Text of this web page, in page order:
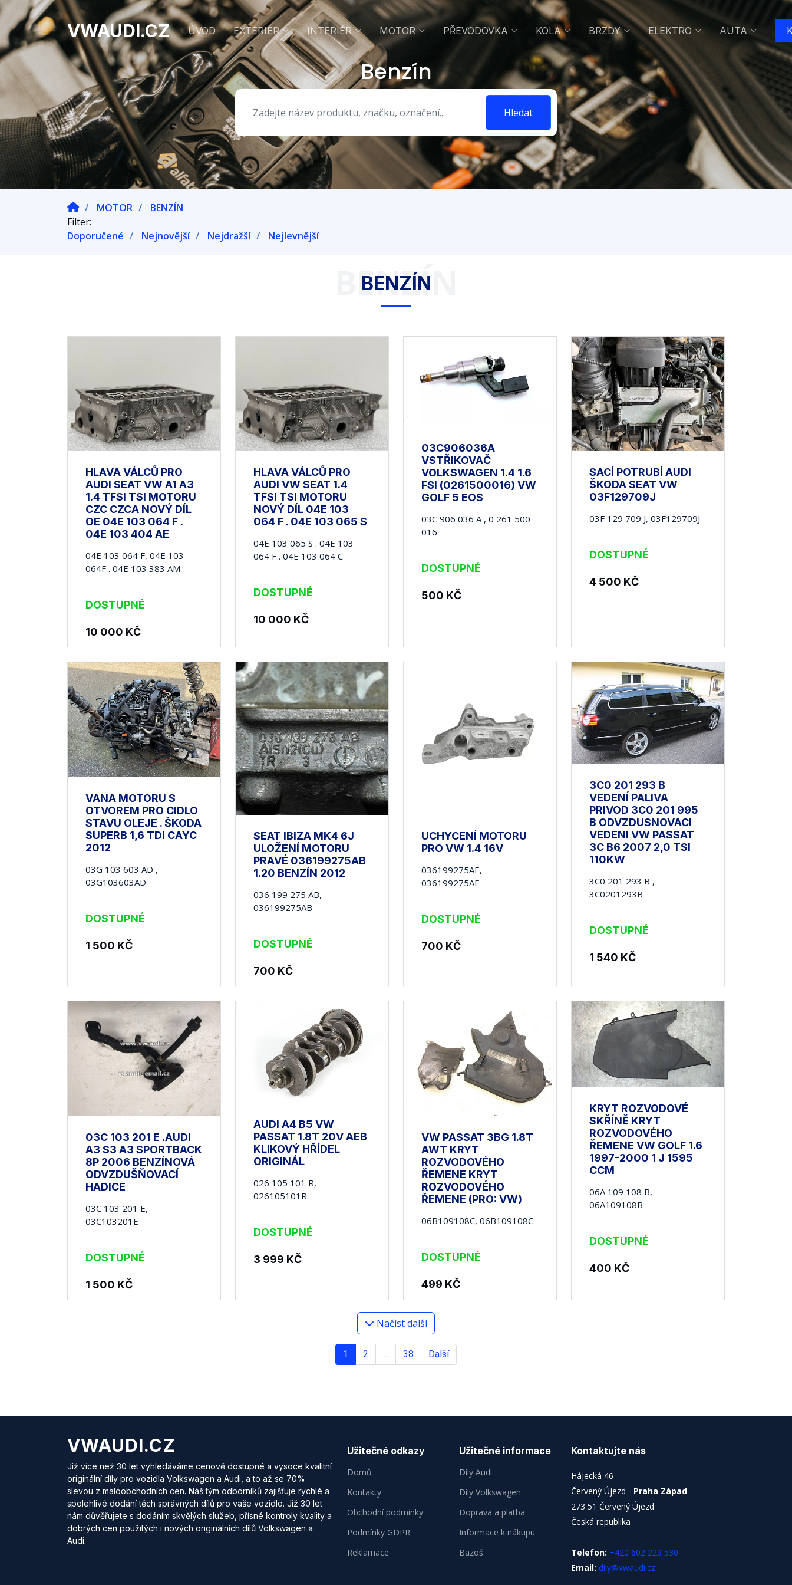
VWAUDI.CZ ÚVOD EXTERIÉR INTERIÉR MOTOR PŘEVODOVKA KOLA BRZDY ELEKTRO AUTA
Benzín
Hledat
MOTOR
BENZÍN
Filter:
Doporučené
Nejnovější Nejdražší Nejlevnější
BENZÍN
BENZÍN
HLAVA VÁLCŮ PRO
AUDI SEAT VW A1 A3
1.4 TFSI TSI MOTORU
CZC CZCA NOVÝ DÍL
OE 04E 103 064 F .
04E 103 404 AE
04E 103 064 F, 04E 103
064F . 04E 103 383 AM
DOSTUPNÉ
10 000 KČ
HLAVA VÁLCŮ PRO
AUDI VW SEAT 1.4
TFSI TSI MOTORU
NOVÝ DÍL 04E 103
064 F . 04E 103 065 S
04E 103 065 S . 04E 103
064 F . 04E 103 064 C
DOSTUPNÉ
10 000 KČ
03C906036A
VSTŘIKOVAČ
VOLKSWAGEN 1.4 1.6
FSI (0261500016) VW
GOLF 5 EOS
03C 906 036 A , 0 261 500
016
DOSTUPNÉ
500 KČ
SACÍ POTRUBÍ AUDI
ŠKODA SEAT VW
03F129709J
03F 129 709 J, 03F129709J
DOSTUPNÉ
4 500 KČ
VANA MOTORU S
OTVOREM PRO CIDLO
STAVU OLEJE . ŠKODA
SUPERB 1,6 TDI CAYC
2012
03G 103 603 AD ,
03G103603AD
DOSTUPNÉ
1 500 KČ
SEAT IBIZA MK4 6J
ULOŽENÍ MOTORU
PRAVÉ 036199275AB
1.20 BENZÍN 2012
036 199 275 AB,
036199275AB
DOSTUPNÉ
700 KČ
UCHYCENÍ MOTORU
PRO VW 1.4 16V
036199275AE,
036199275AE
DOSTUPNÉ
700 KČ
3C0 201 293 B
VEDENÍ PALIVA
PRIVOD 3C0 201 995
B ODVZDUSNOVACI
VEDENI VW PASSAT
3C B6 2007 2,0 TSI
110KW
3C0 201 293 B ,
3C0201293B
DOSTUPNÉ
1 540 KČ
03C 103 201 E .AUDI
A3 S3 A3 SPORTBACK
8P 2006 BENZÍNOVÁ
ODVZDUŠŇOVACÍ
HADICE
03C 103 201 E,
03C103201E
DOSTUPNÉ
1 500 KČ
AUDI A4 B5 VW
PASSAT 1.8T 20V AEB
KLIKOVÝ HŘÍDEL
ORIGINÁL
026 105 101 R,
026105101R
DOSTUPNÉ
3 999 KČ
VW PASSAT 3BG 1.8T
AWT KRYT
ROZVODOVÉHO
ŘEMENE KRYT
ROZVODOVÉHO
ŘEMENE (PRO: VW)
06B109108C, 06B109108C
DOSTUPNÉ
499 KČ
KRYT ROZVODOVÉ
SKŘÍNĚ KRYT
ROZVODOVÉHO
ŘEMENE VW GOLF 1.6
1997-2000 1 J 1595
CCM
06A 109 108 B,
06A109108B
DOSTUPNÉ
400 KČ
Načíst další
1 2 ... 38 Další
VWAUDI.CZ
Již více než 30 let vyhledáváme cenově dostupné a vysoce kvalitní
originální díly pro vozidla Volkswagen a Audi, a to až se 70%
slevou z maloobchodních cen. Náš tým odborníků zajišťuje rychlé a
spolehlivé dodání těch správných dílů pro vaše vozidlo. Již 30 let
nám důvěřujete s dodáním skvělých služeb, přísné kontroly kvality a
dobrých cen použitých i nových originálních dílů Volkswagen a
Audi.
Užitečné odkazy
Domů
Kontakty
Obchodní podmínky
Podmínky GDPR
Reklamace
Užitečné informace
Díly Audi
Díly Volkswagen
Doprava a platba
Informace k nákupu
Bazoš
Kontaktujte nás
Hájecká 46
Červený Újezd - Praha Západ
273 51 Červený Újezd
Česká republika
Telefon: +420 602 229 530
Email: dily@vwaudi.cz